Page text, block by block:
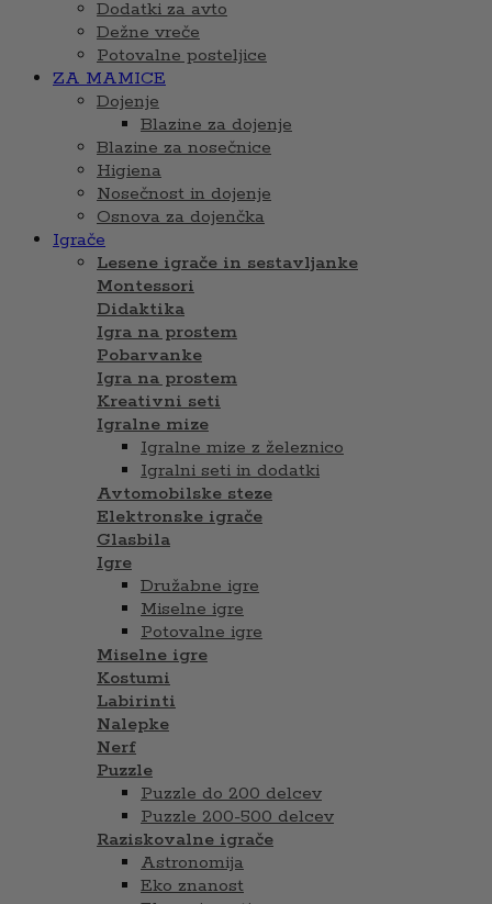
Dodatki za avto
Dežne vreče
Potovalne posteljice
ZA MAMICE
Dojenje
Blazine za dojenje
Blazine za nosečnice
Higiena
Nosečnost in dojenje
Osnova za dojenčka
Igrače
Lesene igrače in sestavljanke
Montessori
Didaktika
Igra na prostem
Pobarvanke
Igra na prostem
Kreativni seti
Igralne mize
Igralne mize z železnico
Igralni seti in dodatki
Avtomobilske steze
Elektronske igrače
Glasbila
Igre
Družabne igre
Miselne igre
Potovalne igre
Miselne igre
Kostumi
Labirinti
Nalepke
Nerf
Puzzle
Puzzle do 200 delcev
Puzzle 200-500 delcev
Raziskovalne igrače
Astronomija
Eko znanost